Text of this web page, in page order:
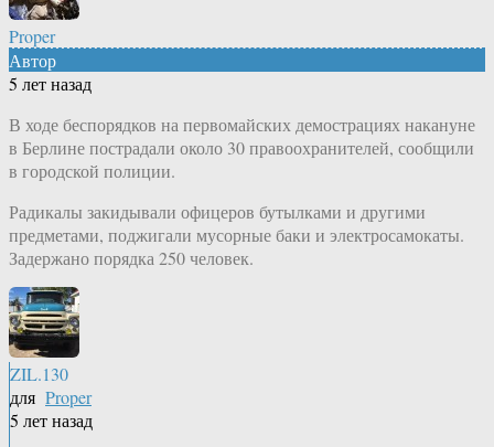
Proper
Автор
5 лет назад
В ходе беспорядков на первомайских демострациях накануне
в Берлине пострадали около 30 правоохранителей, сообщили
в городской полиции.
Радикалы закидывали офицеров бутылками и другими
предметами, поджигали мусорные баки и электросамокаты.
Задержано порядка 250 человек.
ZIL.130
для Proper
5 лет назад